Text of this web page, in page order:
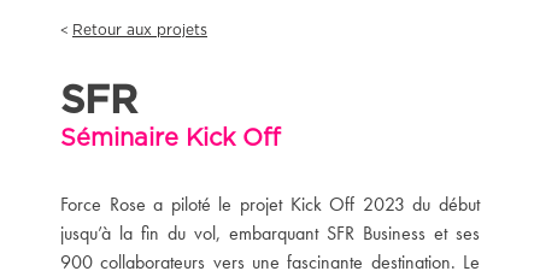
Retour aux projets
SFR
Séminaire Kick Off
Force Rose a piloté le projet Kick Off 2023 du début
jusqu’à la fin du vol, embarquant SFR Business et ses
900 collaborateurs vers une fascinante destination. Le